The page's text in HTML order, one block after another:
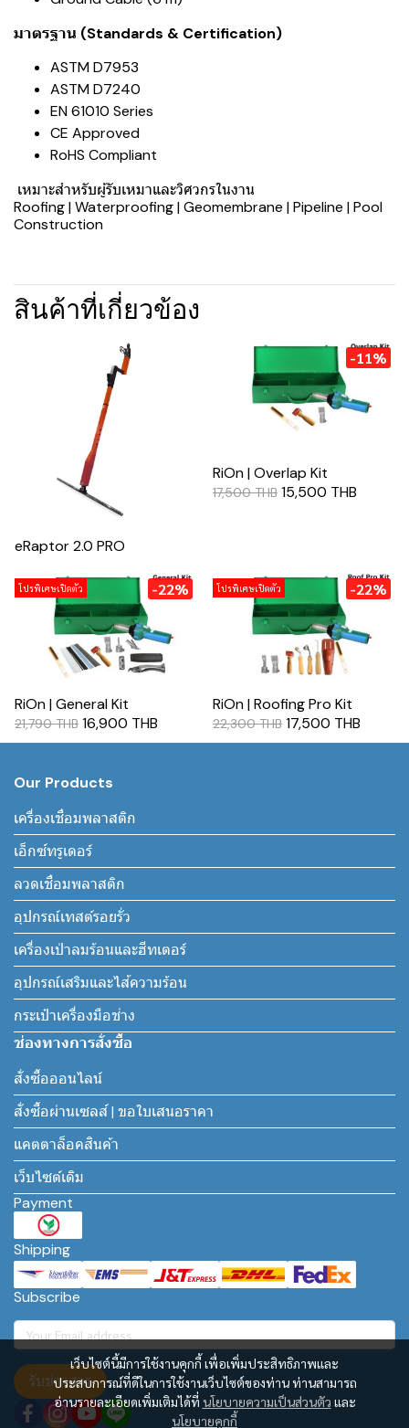
มาตรฐาน (Standards & Certification)
ASTM D7953
ASTM D7240
EN 61010 Series
CE Approved
RoHS Compliant
เหมาะสำหรับผู้รับเหมาและวิศวกรในงาน
Roofing | Waterproofing | Geomembrane | Pipeline | Pool
Construction
สินค้าที่เกี่ยวข้อง
eRaptor 2.0 PRO
-11%
RiOn | Overlap Kit
17,500 THB 15,500 THB
โปรพิเศษเปิดตัว -22%
RiOn | General Kit
21,790 THB 16,900 THB
โปรพิเศษเปิดตัว -22%
RiOn | Roofing Pro Kit
22,300 THB 17,500 THB
เว็บไซต์นี้มีการใช้งานคุกกี้ เพื่อเพิ่มประสิทธิภาพและ
ประสบการณ์ที่ดีในการใช้งานเว็บไซต์ของท่าน ท่านสามารถ
อ่านรายละเอียดเพิ่มเติมได้ที่ นโยบายความเป็นส่วนตัว และ
นโยบายคุกกี้
Our Products
เครื่องเชื่อมพลาสติก
เอ็กซ์ทรูเดอร์
ลวดเชื่อมพลาสติก
อุปกรณ์เทสต์รอยรั่ว
เครื่องเป่าลมร้อนและฮีทเตอร์
อุปกรณ์เสริมและไส้ความร้อน
กระเป๋าเครื่องมือช่าง
ช่องทางการสั่งซื้อ
สั่งซื้อออนไลน์
สั่งซื้อผ่านเซลส์ | ขอใบเสนอราคา
แคตตาล็อคสินค้า
เว็บไซต์เดิม
Payment
Shipping
Subscribe
รับข่าวสาร